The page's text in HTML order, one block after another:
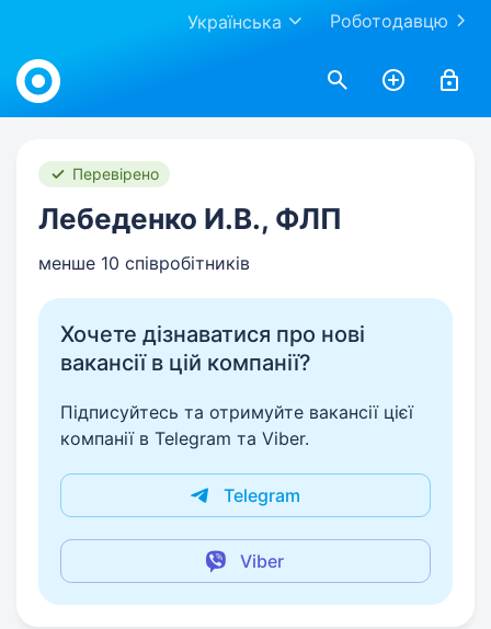
Роботодавцю
Українська
Work.ua
Перевірено
Лебеденко И.В., ФЛП
менше 10 співробітників
Хочете дізнаватися про нові
вакансії в цій компанії?
Підписуйтесь та отримуйте вакансії цієї
компанії в Telegram та Viber.
Telegram
Viber